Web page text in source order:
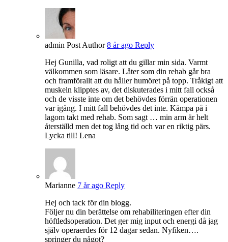
admin Post Author 8 år ago Reply
Hej Gunilla, vad roligt att du gillar min sida. Varmt
välkommen som läsare. Låter som din rehab går bra
och framförallt att du håller humöret på topp. Tråkigt att
muskeln klipptes av, det diskuterades i mitt fall också
och de visste inte om det behövdes förrän operationen
var igång. I mitt fall behövdes det inte. Kämpa på i
lagom takt med rehab. Som sagt … min arm är helt
återställd men det tog lång tid och var en riktig pärs.
Lycka till! Lena
Marianne 7 år ago Reply
Hej och tack för din blogg.
Följer nu din berättelse om rehabiliteringen efter din
höftledsoperation. Det ger mig input och energi då jag
själv operaerdes för 12 dagar sedan. Nyfiken….
springer du något?